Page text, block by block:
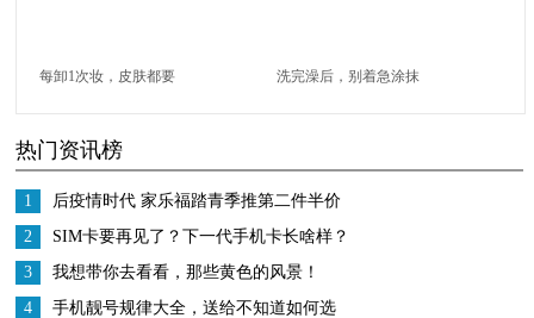
每卸1次妆，皮肤都要 洗完澡后，别着急涂抹
热门资讯榜
1
后疫情时代 家乐福踏青季推第二件半价
迎报复性消费
2
SIM卡要再见了？下一代手机卡长啥样？
3
我想带你去看看，那些黄色的风景！
4
手机靓号规律大全，送给不知道如何选